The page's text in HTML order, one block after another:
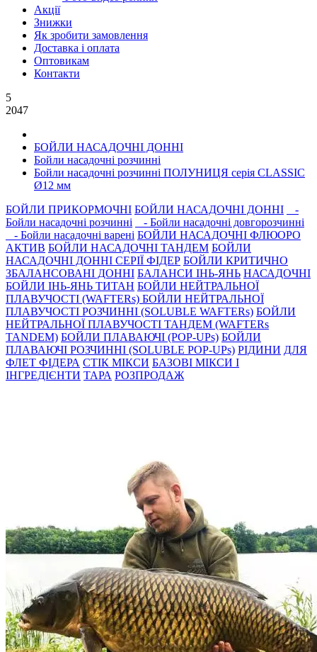
Акції
Знижки
Як зробити замовлення
Доставка і оплата
Оптовикам
Контакти
5
2047
БОЙЛИ НАСАДОЧНI ДОННI
Бойли насадочнi розчиннi
Бойли насадочні розчинні ПОЛУНИЦЯ серія CLASSIC
Ø12 мм
БОЙЛИ ПРИКОРМОЧНI БОЙЛИ НАСАДОЧНI ДОННI
-
Бойли насадочнi розчиннi
- Бойли насадочнi довгорозчиннi
- Бойли насадочнi варенi БОЙЛИ НАСАДОЧНІ ФЛЮОРО
АКТИВ БОЙЛИ НАСАДОЧНІ ТАНДЕМ БОЙЛИ
НАСАДОЧНI ДОННI СЕРIÏ ФIДЕР БОЙЛИ КРИТИЧНО
ЗБАЛАНСОВАНІ ДОННІ БАЛАНСИ ІНЬ-ЯНЬ НАСАДОЧНІ
БОЙЛИ ІНЬ-ЯНЬ ТИТАН БОЙЛИ НЕЙТРАЛЬНОÏ
ПЛАВУЧОСТI (WAFTERs) БОЙЛИ НЕЙТРАЛЬНОЇ
ПЛАВУЧОСТІ РОЗЧИННІ (SOLUBLE WAFTERs) БОЙЛИ
НЕЙТРАЛЬНОЇ ПЛАВУЧОСТІ ТАНДЕМ (WAFTERs
TANDEM) БОЙЛИ ПЛАВАЮЧІ (POP-UPs) БОЙЛИ
ПЛАВАЮЧI РОЗЧИННI (SOLUBLE POP-UPs) РIДИНИ ДЛЯ
ФЛЕТ ФІДЕРА СТIК МIКСИ БАЗОВІ МІКСИ І
ІНГРЕДІЄНТИ ТАРА РОЗПРОДАЖ